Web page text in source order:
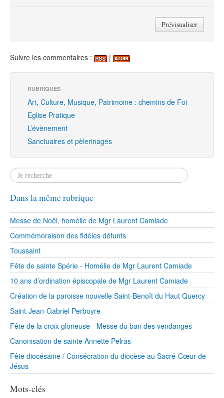
Suivre les commentaires : |
RUBRIQUES
Art, Culture, Musique, Patrimoine : chemins de Foi
Eglise Pratique
L’évènement
Sanctuaires et pèlerinages
Dans la même rubrique
Messe de Noël, homélie de Mgr Laurent Camiade
Commémoraison des fidèles défunts
Toussaint
Fête de sainte Spérie - Homélie de Mgr Laurent Camiade
10 ans d’ordination épiscopale de Mgr Laurent Camiade
Création de la paroisse nouvelle Saint-Benoît du Haut Quercy
Saint-Jean-Gabriel Perboyre
Fête de la croix glorieuse - Messe du ban des vendanges
Canonisation de sainte Annette Pelras
Fête diocésaine / Consécration du diocèse au Sacré-Cœur de
Jésus
Mots-clés